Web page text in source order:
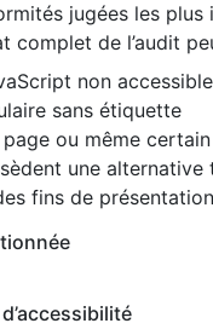
jugées les
complet de l’audit
non
sans étiquette
ou même
une alternative
fins de